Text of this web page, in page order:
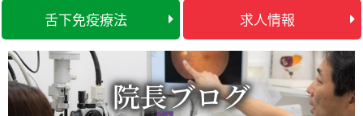
舌下免疫療法 求人情報
院長ブログ